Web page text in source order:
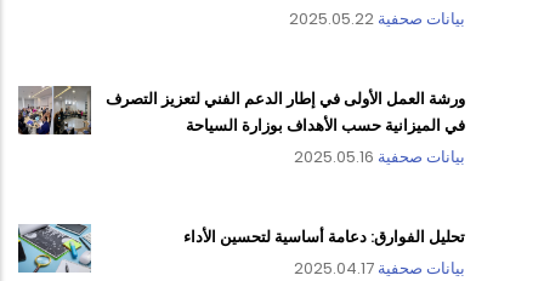
بيانات صحفية 2025.05.22
ورشة العمل الأولى في إطار الدعم الفني لتعزيز التصرف
في الميزانية حسب الأهداف بوزارة السياحة
بيانات صحفية 2025.05.16
تحليل الفوارق: دعامة أساسية لتحسين الأداء
بيانات صحفية 2025.04.17